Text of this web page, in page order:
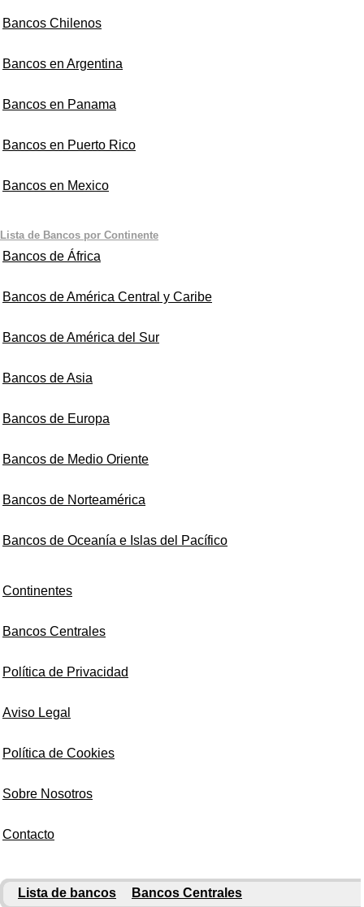
Bancos Chilenos
Bancos en Argentina
Bancos en Panama
Bancos en Puerto Rico
Bancos en Mexico
Lista de Bancos por Continente
Bancos de África
Bancos de América Central y Caribe
Bancos de América del Sur
Bancos de Asia
Bancos de Europa
Bancos de Medio Oriente
Bancos de Norteamérica
Bancos de Oceanía e Islas del Pacífico
Continentes
Bancos Centrales
Política de Privacidad
Aviso Legal
Política de Cookies
Sobre Nosotros
Contacto
Lista de bancos Bancos Centrales